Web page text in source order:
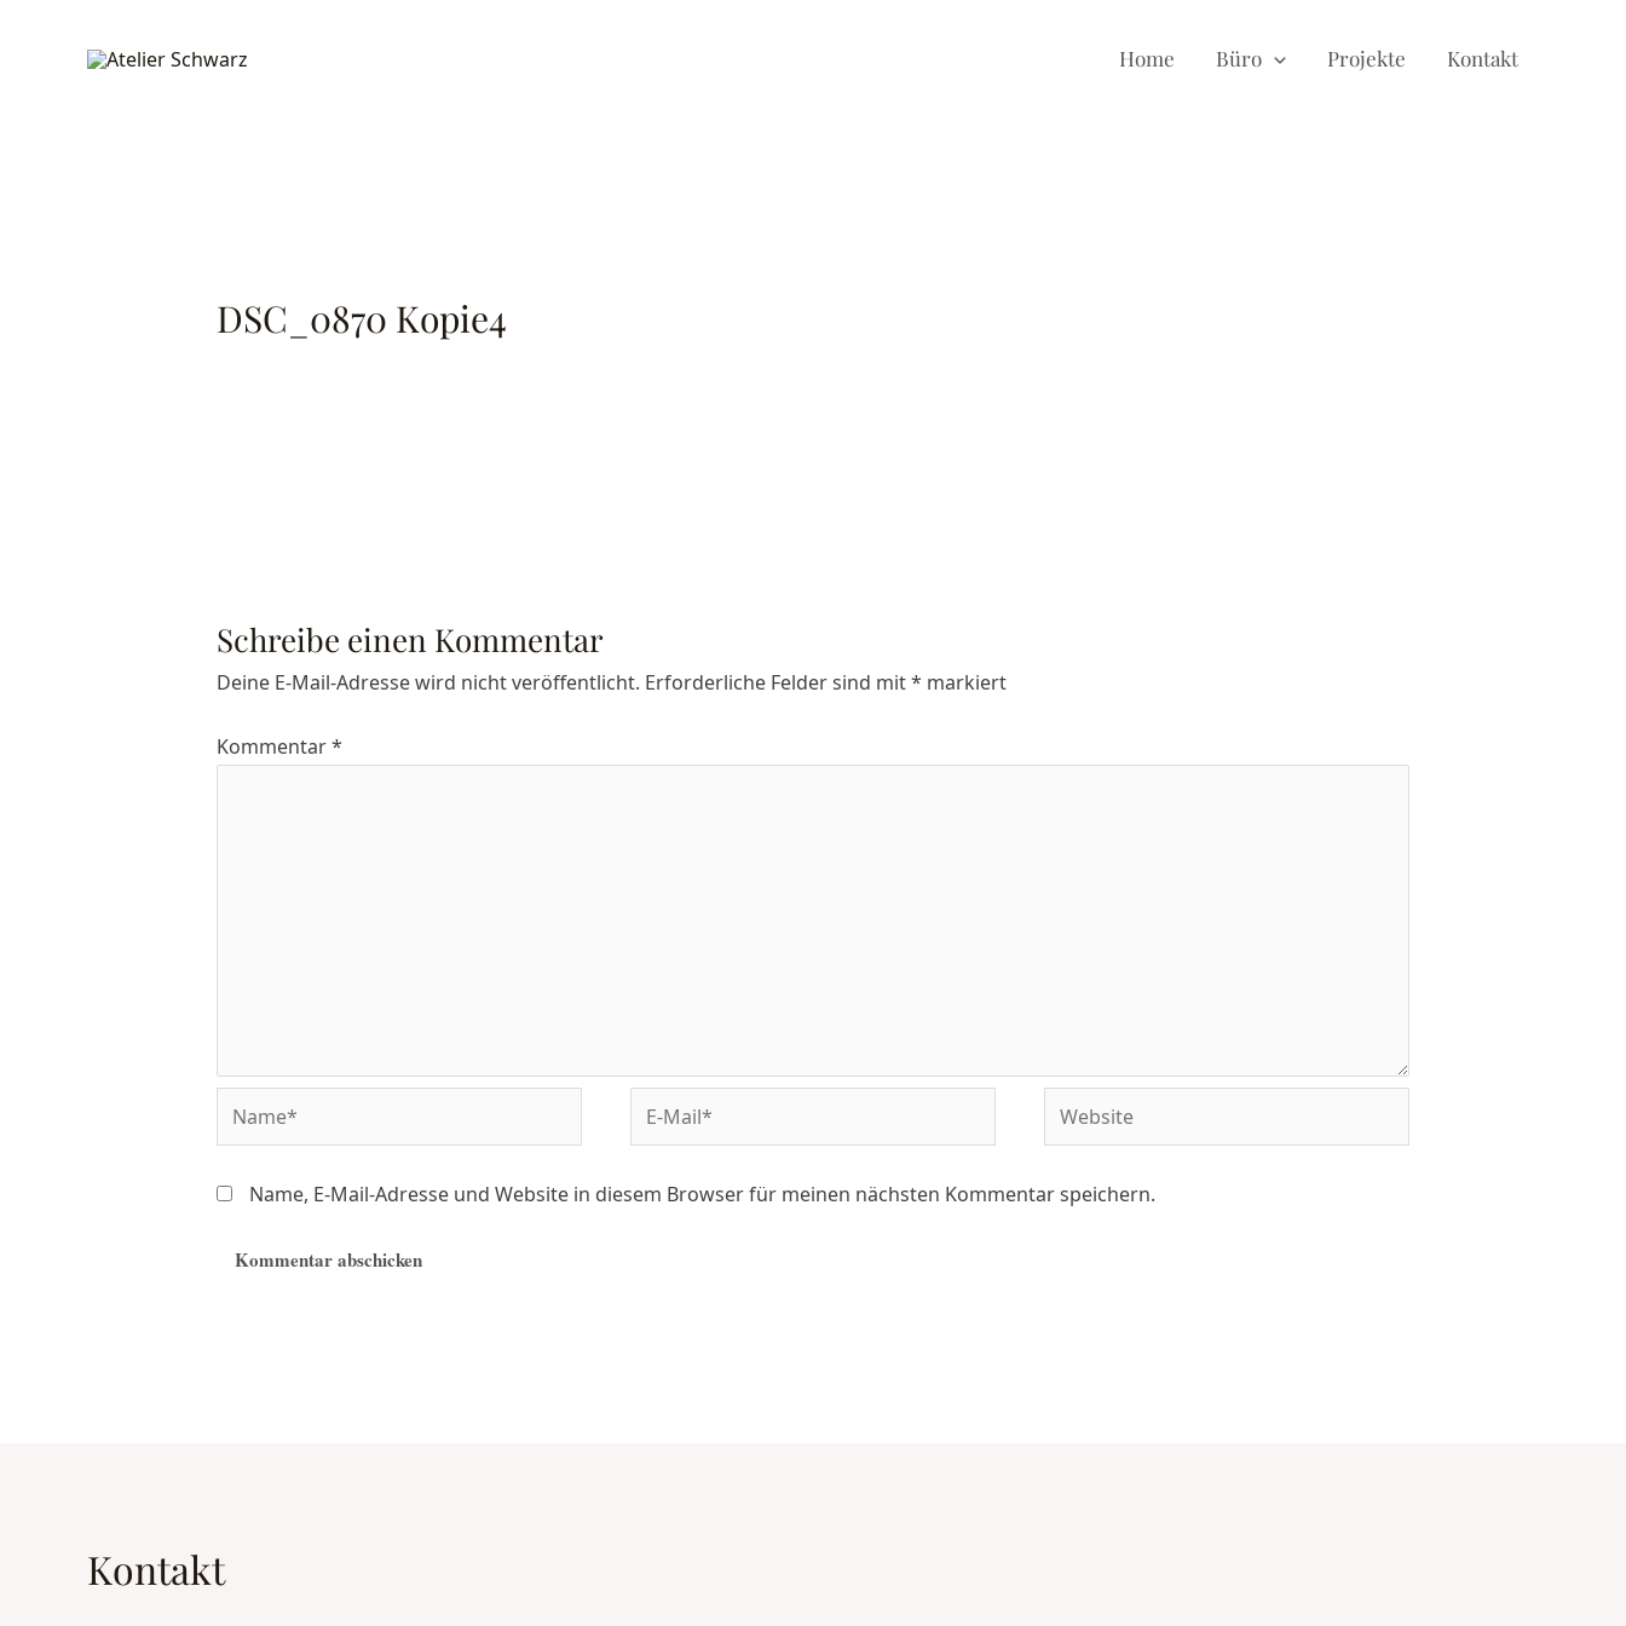
Home Büro Projekte Kontakt
DSC_0870 Kopie4
Schreibe einen Kommentar
Deine E-Mail-Adresse wird nicht veröffentlicht. Erforderliche Felder sind mit* markiert
Kommentar*
Name, E-Mail-Adresse und Website in diesem Browser für meinen nächsten Kommentar speichern.
Kontakt